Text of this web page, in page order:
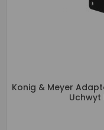
Konig & Meyer
Uchwyt